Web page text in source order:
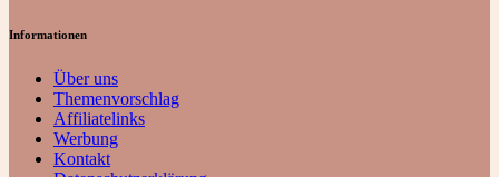
Informationen
Über uns
Themenvorschlag
Affiliatelinks
Werbung
Kontakt